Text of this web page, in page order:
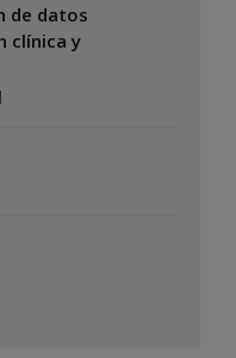
de datos
clínica y